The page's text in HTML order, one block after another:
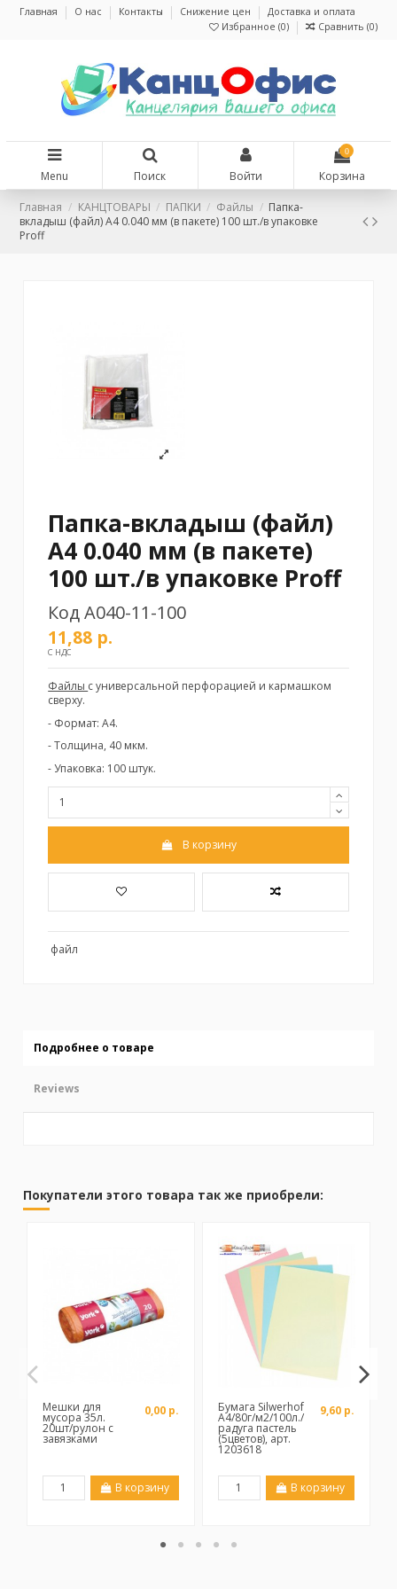
Главная О нас Контакты Снижение цен
Доставка и оплата
Избранное (0) Сравнить (0)
Menu Поиск Войти
0
Корзина
Главная КАНЦТОВАРЫ ПАПКИ Файлы
Папка-
вкладыш (файл) A4 0.040 мм (в пакете) 100 шт./в упаковке
Proff
Папка-вкладыш (файл)
A4 0.040 мм (в пакете)
100 шт./в упаковке Proff
КодA040-11-100
11,88 р.
С НДС
Файлы с универсальной перфорацией и кармашком
сверху.
- Формат: А4.
- Толщина, 40 мкм.
- Упаковка: 100 штук.
В корзину
файл
Подробнее о товаре
Reviews
Покупатели этого товара так же приобрели:
Мешки для
мусора 35л.
20шт/рулон с
завязками
0,00 р.
В корзину
Бумага Silwerhof
A4/80г/м2/100л./
радуга пастель
(5цветов), арт.
1203618
9,60 р.
В корзину